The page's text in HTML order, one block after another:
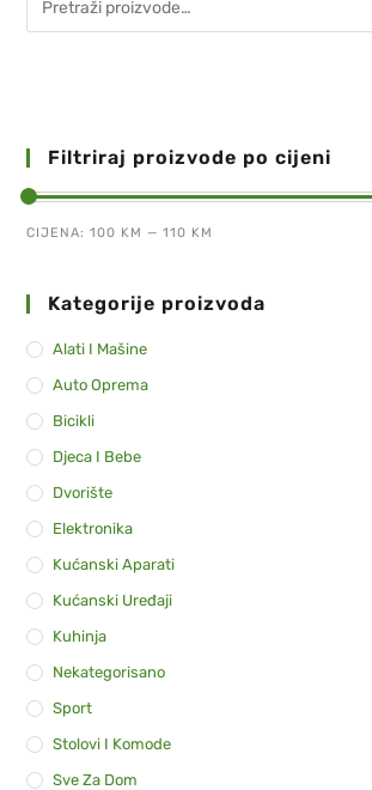
Filtriraj proizvode po cijeni
CIJENA:100 KM —110 KM
Kategorije proizvoda
Alati I Mašine
Auto Oprema
Bicikli
Djeca I Bebe
Dvorište
Elektronika
Kućanski Aparati
Kućanski Uređaji
Kuhinja
Nekategorisano
Sport
Stolovi I Komode
Sve Za Dom